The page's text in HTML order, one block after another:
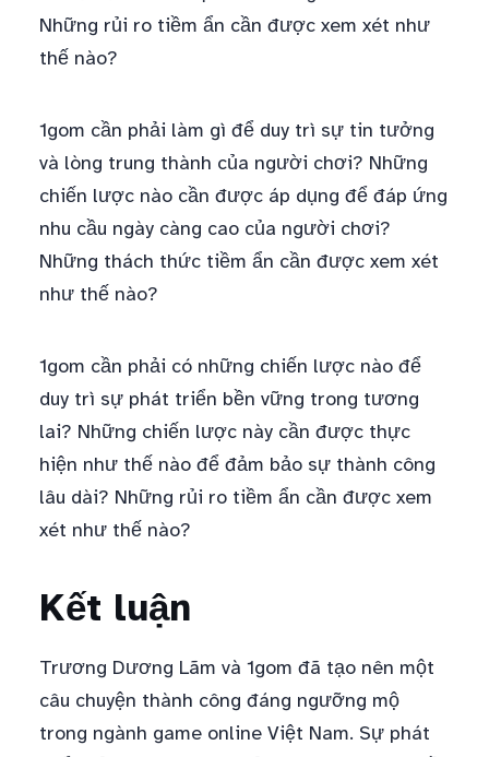
Những rủi ro tiềm ẩn cần được xem xét như
thế nào?
1gom cần phải làm gì để duy trì sự tin tưởng
và lòng trung thành của người chơi? Những
chiến lược nào cần được áp dụng để đáp ứng
nhu cầu ngày càng cao của người chơi?
Những thách thức tiềm ẩn cần được xem xét
như thế nào?
1gom cần phải có những chiến lược nào để
duy trì sự phát triển bền vững trong tương
lai? Những chiến lược này cần được thực
hiện như thế nào để đảm bảo sự thành công
lâu dài? Những rủi ro tiềm ẩn cần được xem
xét như thế nào?
Kết luận
Trương Dương Lãm và 1gom đã tạo nên một
câu chuyện thành công đáng ngưỡng mộ
trong ngành game online Việt Nam. Sự phát